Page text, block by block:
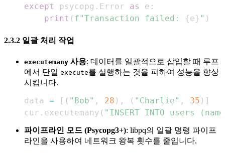
except
psycopg . Error as e :
print ( f"Transaction failed: {e} " )
2.3.2 일괄 처리 작업
executemany 사용: 데이터를 일괄적으로 삽입할 때 루프
에서 단일 execute를 실행하는 것을 피하여 성능을 향상
시킵니다.
data = [ ( "Bob" , 28 ) , ( "Charlie" , 35 ) ]
cur . executemany ( "INSERT INTO users
파이프라인 모드 (Psycopg3+): libpq의 일괄 명령 파이프
라인을 사용하여 네트워크 왕복 횟수를 줄입니다.